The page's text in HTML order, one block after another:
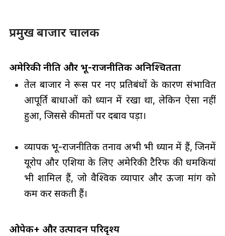
प्रमुख बाजार चालक
अमेरिकी नीति और भू-राजनीतिक अनिश्चितता
तेल बाजार ने रूस पर नए प्रतिबंधों के कारण संभावित
आपूर्ति बाधाओं को ध्यान में रखा था, लेकिन ऐसा नहीं
हुआ, जिससे कीमतों पर दबाव पड़ा।
व्यापक भू-राजनीतिक तनाव अभी भी ध्यान में हैं, जिनमें
यूरोप और एशिया के लिए अमेरिकी टैरिफ की धमकियां
भी शामिल हैं, जो वैश्विक व्यापार और ऊर्जा मांग को
कम कर सकती हैं।
ओपेक+ और उत्पादन परिदृश्य